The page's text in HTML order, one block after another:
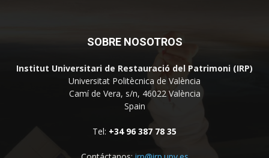
SOBRE NOSOTROS
Institut Universitari de Restauració del Patrimoni (IRP)
Universitat Politècnica de València
Camí de Vera, s/n, 46022 València
Spain
Tel: +34 96 387 78 35